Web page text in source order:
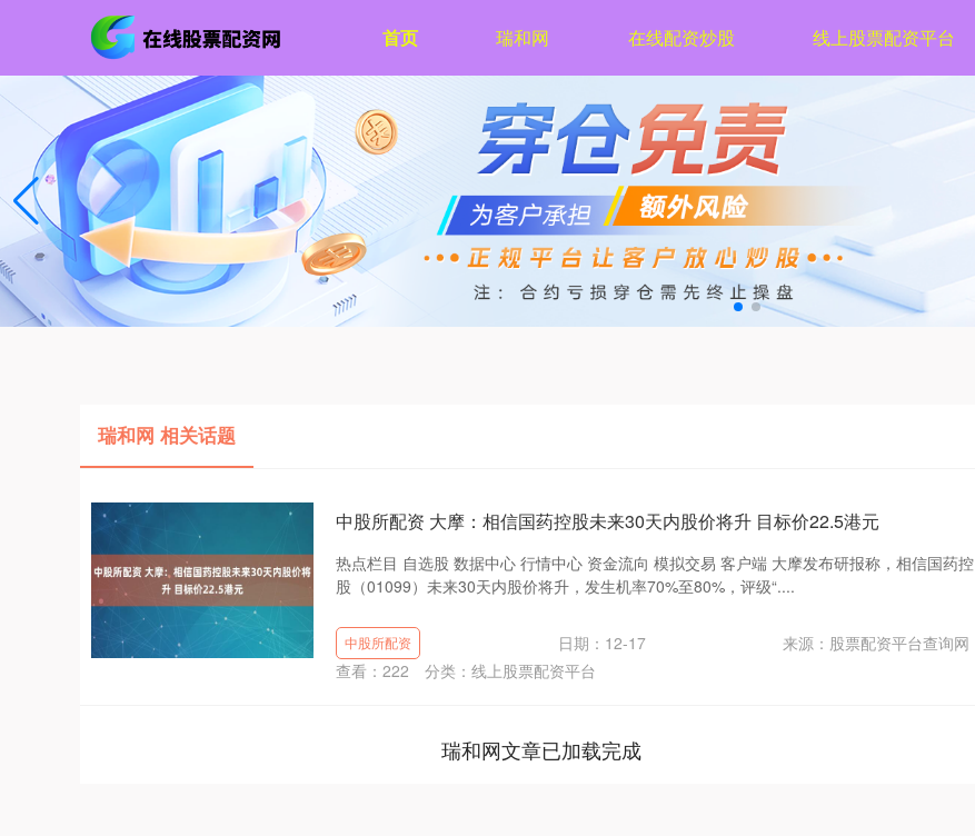
首页 瑞和网 在线配资炒股 线上股票配资平台
瑞和网 相关话题
中股所配资 大摩：相信国药控股未来30天内股价将升 目标价22.5港元
热点栏目 自选股 数据中心 行情中心 资金流向 模拟交易 客户端 大摩发布研报称，相信国药控
股（01099）未来30天内股价将升，发生机率70%至80%，评级“....
中股所配资 日期：12-17
来源：股票配资平台查询网
查看： 222 分类： 线上股票配资平台
瑞和网文章已加载完成